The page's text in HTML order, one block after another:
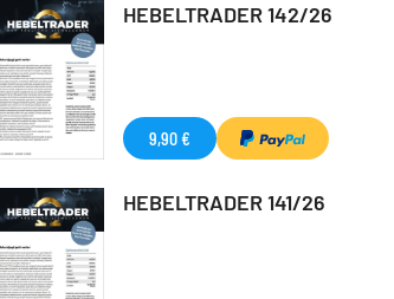
HEBELTRADER 142/26
9,90 €
HEBELTRADER 141/26